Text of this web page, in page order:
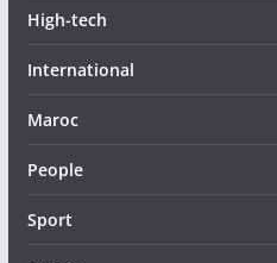
High-tech
International
Maroc
People
Sport